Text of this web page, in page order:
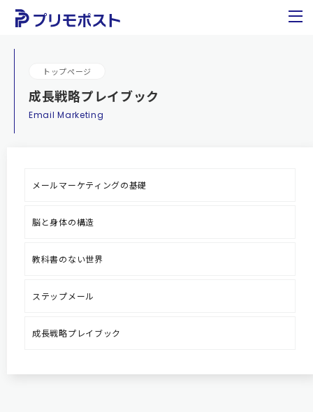
トップページ
成長戦略プレイブック
Email Marketing
メールマーケティングの基礎
脳と身体の構造
教科書のない世界
ステップメール
成長戦略プレイブック